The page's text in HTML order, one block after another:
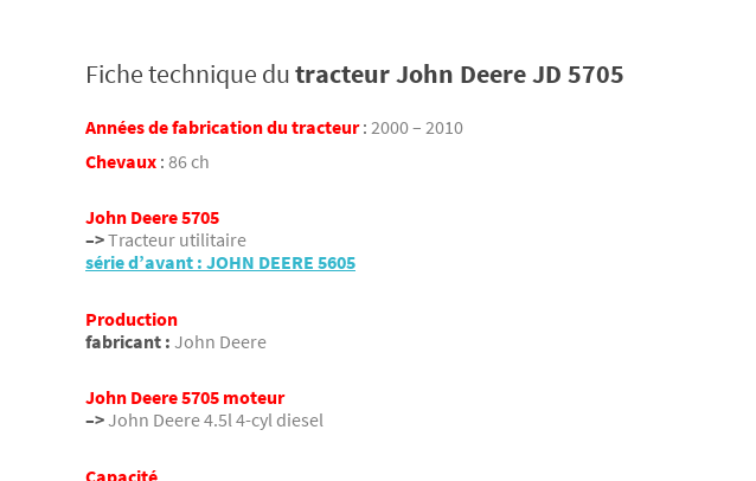
Fiche technique dutracteur John Deere JD 5705
Années de fabrication du tracteur: 2000 – 2010
Chevaux : 86 ch
John Deere 5705
–>Tracteur utilitaire
série d’avant : JOHN DEERE 5605
Production
fabricant : John Deere
John Deere 5705 moteur
–>John Deere 4.5l 4-cyl diesel
Capacité